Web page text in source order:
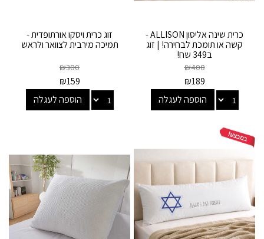
כרית שינה אליסון ALLISON -
קשה או תומכת לבחירה! | זוג
ב349 שח!
₪400
₪189
הוספה לעגלה
זוג כרית ויסקו אורתופדית -
תמיכה מירבית לצוואר ולראש
₪300
₪159
הוספה לעגלה